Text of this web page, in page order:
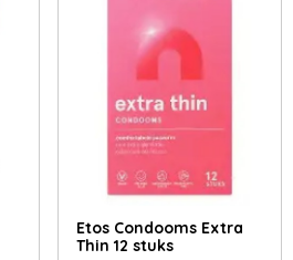
Etos Condooms Extra
Thin 12 stuks